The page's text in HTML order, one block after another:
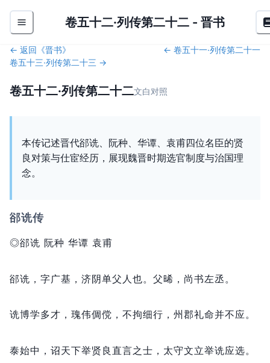
卷五十二·列传第二十二- 晋书
← 返回《晋书》 ← 卷五十一·列传第二十一
卷五十三·列传第二十三 →
卷五十二·列传第二十二文白对照
本传记述晋代郤诜、阮种、华谭、袁甫四位名臣的贤
良对策与仕宦经历，展现魏晋时期选官制度与治国理
念。
郤诜传
◎郤诜 阮种 华谭 袁甫
郤诜， 字广基， 济阴单父人也。 父晞， 尚书左丞。
诜博学多才， 瑰伟倜傥， 不拘细行， 州郡礼命并不应。
泰始中， 诏天下举贤良直言之士， 太守文立举诜应选。